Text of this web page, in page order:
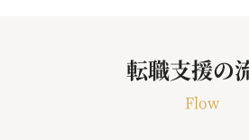
転職支援の
Flow